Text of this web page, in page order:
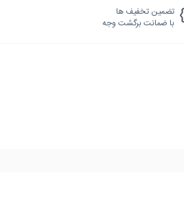
تضمین تخفیف ها
با ضمانت برگشت وجه